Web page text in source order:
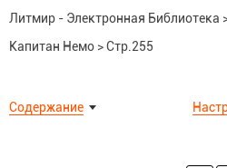
Литмир - Электронная Библиотека
Капитан Немо >Стр.255
Содержание